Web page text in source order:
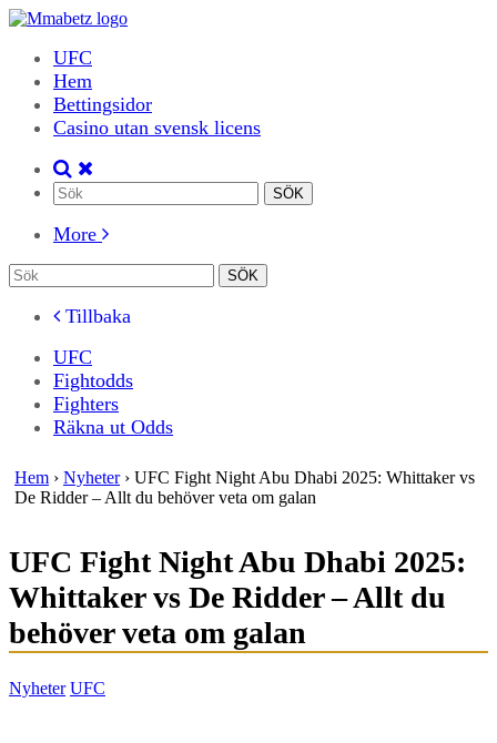
UFC
Hem
Bettingsidor
Casino utan svensk licens
More
Tillbaka
UFC
Fightodds
Fighters
Räkna ut Odds
Hem › Nyheter› UFC Fight Night Abu Dhabi 2025: Whittaker vs
De Ridder – Allt du behöver veta om galan
UFC Fight Night Abu Dhabi 2025:
Whittaker vs De Ridder – Allt du
behöver veta om galan
Nyheter UFC